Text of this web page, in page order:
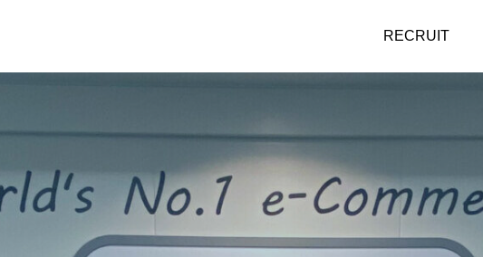
RECRUIT